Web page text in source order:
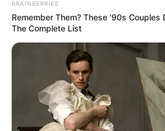
Japan's Greatest Doctors Say
Age: Just Stop Drinking These 3
NEUROMIND PRO
BRAINBERRIES
Remember Them? These '90s
The Complete List